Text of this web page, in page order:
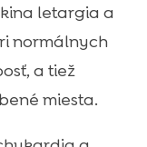
letargia a
normálnych
a tiež
miesta.